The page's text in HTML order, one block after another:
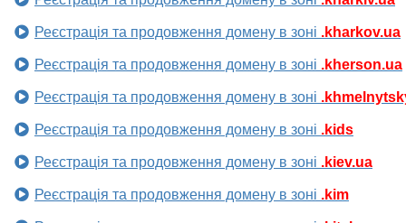
Реєстрація та продовження домену в зоні .kharkov.ua
Реєстрація та продовження домену в зоні .kherson.ua
Реєстрація та продовження домену в зоні
Реєстрація та продовження домену в зоні .kids
Реєстрація та продовження домену в зоні .kiev.ua
Реєстрація та продовження домену в зоні .kim